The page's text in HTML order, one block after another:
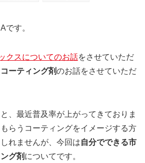
です。
クスについてのお話をさせていただ
コーティング剤のお話をさせていただ
、最近普及率が上がってきておりま
らうコーティングをイメージする方
れませんが、今回は自分でできる市
グ剤 についてです。